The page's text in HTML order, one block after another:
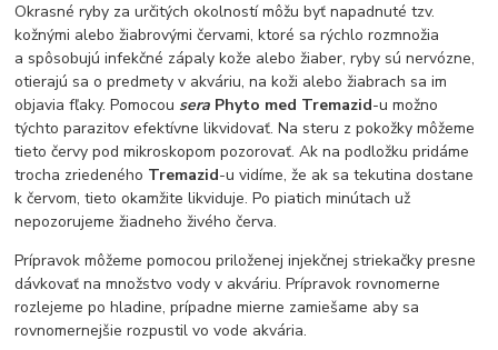
Okrasné ryby za určitých okolností môžu byť napadnuté tzv.
kožnými alebo žiabrovými červami, ktoré sa rýchlo rozmnožia
a spôsobujú infekčné zápaly kože alebo žiaber, ryby sú nervózne,
otierajú sa o predmety v akváriu, na koži alebo žiabrach sa im
objavia fľaky. Pomocou sera Phyto med Tremazid-u možno
týchto parazitov efektívne likvidovať. Na steru z pokožky môžeme
tieto červy pod mikroskopom pozorovať. Ak na podložku pridáme
trocha zriedeného Tremazid-u vidíme, že ak sa tekutina dostane
k červom, tieto okamžite likviduje. Po piatich minútach už
nepozorujeme žiadneho živého červa.
Prípravok môžeme pomocou priloženej injekčnej striekačky presne
dávkovať na množstvo vody v akváriu. Prípravok rovnomerne
rozlejeme po hladine, prípadne mierne zamiešame aby sa
rovnomernejšie rozpustil vo vode akvária.